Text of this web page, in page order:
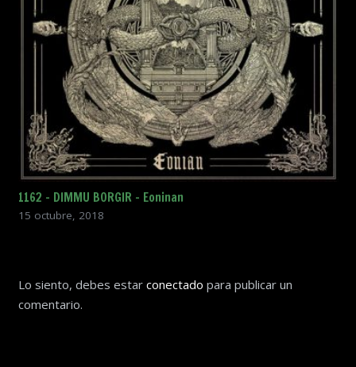
1162 – DIMMU BORGIR – Eoninan
15 octubre, 2018
Lo siento, debes estar conectado para publicar un
comentario.